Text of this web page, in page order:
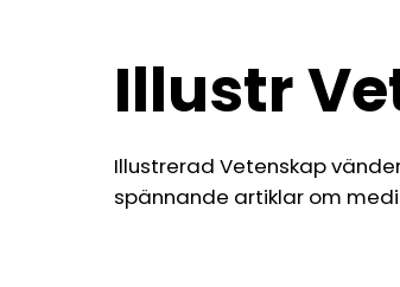
Illustr
Illustrerad Vetenskap
spännande artiklar om